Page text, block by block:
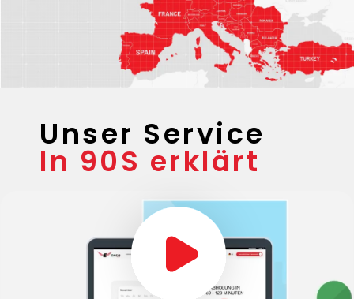
Unser Service
In 90S erklärt